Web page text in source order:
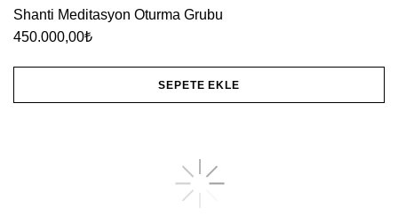
Shanti Meditasyon Oturma Grubu
450.000,00₺
SEPETE EKLE